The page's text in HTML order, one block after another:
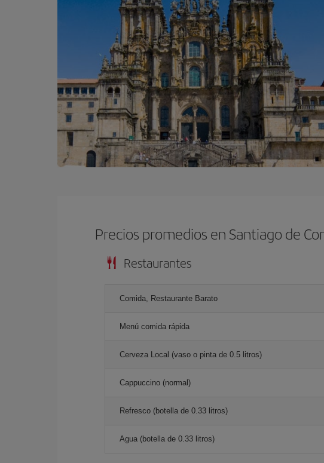
Precios promedios en Santiago de
Restaurantes
Comida, Restaurante Barato
Menú comida rápida
Cerveza Local (vaso o pinta de 0.5 litros)
Cappuccino (normal)
Refresco (botella de 0.33 litros)
Agua (botella de 0.33 litros)